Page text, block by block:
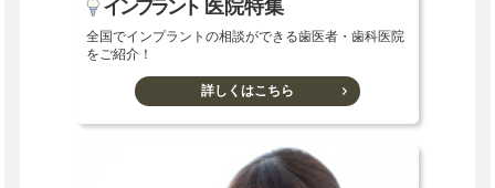
インプラント医院特集
全国でインプラントの相談ができる歯医者・歯科医院
をご紹介！
詳しくはこちら